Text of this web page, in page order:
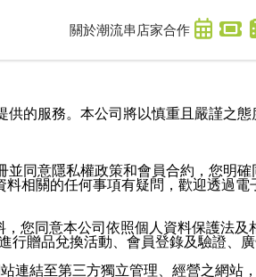
關於潮流串 店家合作
的服務。本公司將以慎重且嚴謹之態
同意隱私權政策和會員合約，您明確
相關的任何事項有疑問，歡迎透過電
您同意本公司依照個人資料保護法及
行贈品兌換活動、會員登錄及驗證、
連結至第三方獨立管理、經營之網站